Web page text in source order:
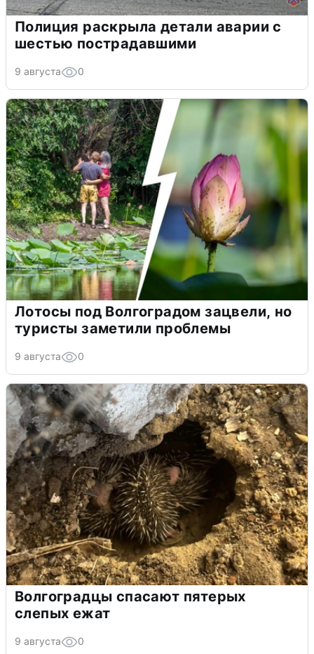
Полиция раскрыла детали аварии с
шестью пострадавшими
9 августа 0
Лотосы под Волгоградом зацвели, но
туристы заметили проблемы
9 августа 0
Волгоградцы спасают пятерых
слепых ежат
9 августа 0